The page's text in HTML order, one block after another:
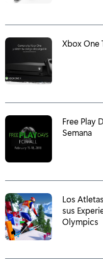
Xbox One
Free Play
Semana
Los
sus
Olympics